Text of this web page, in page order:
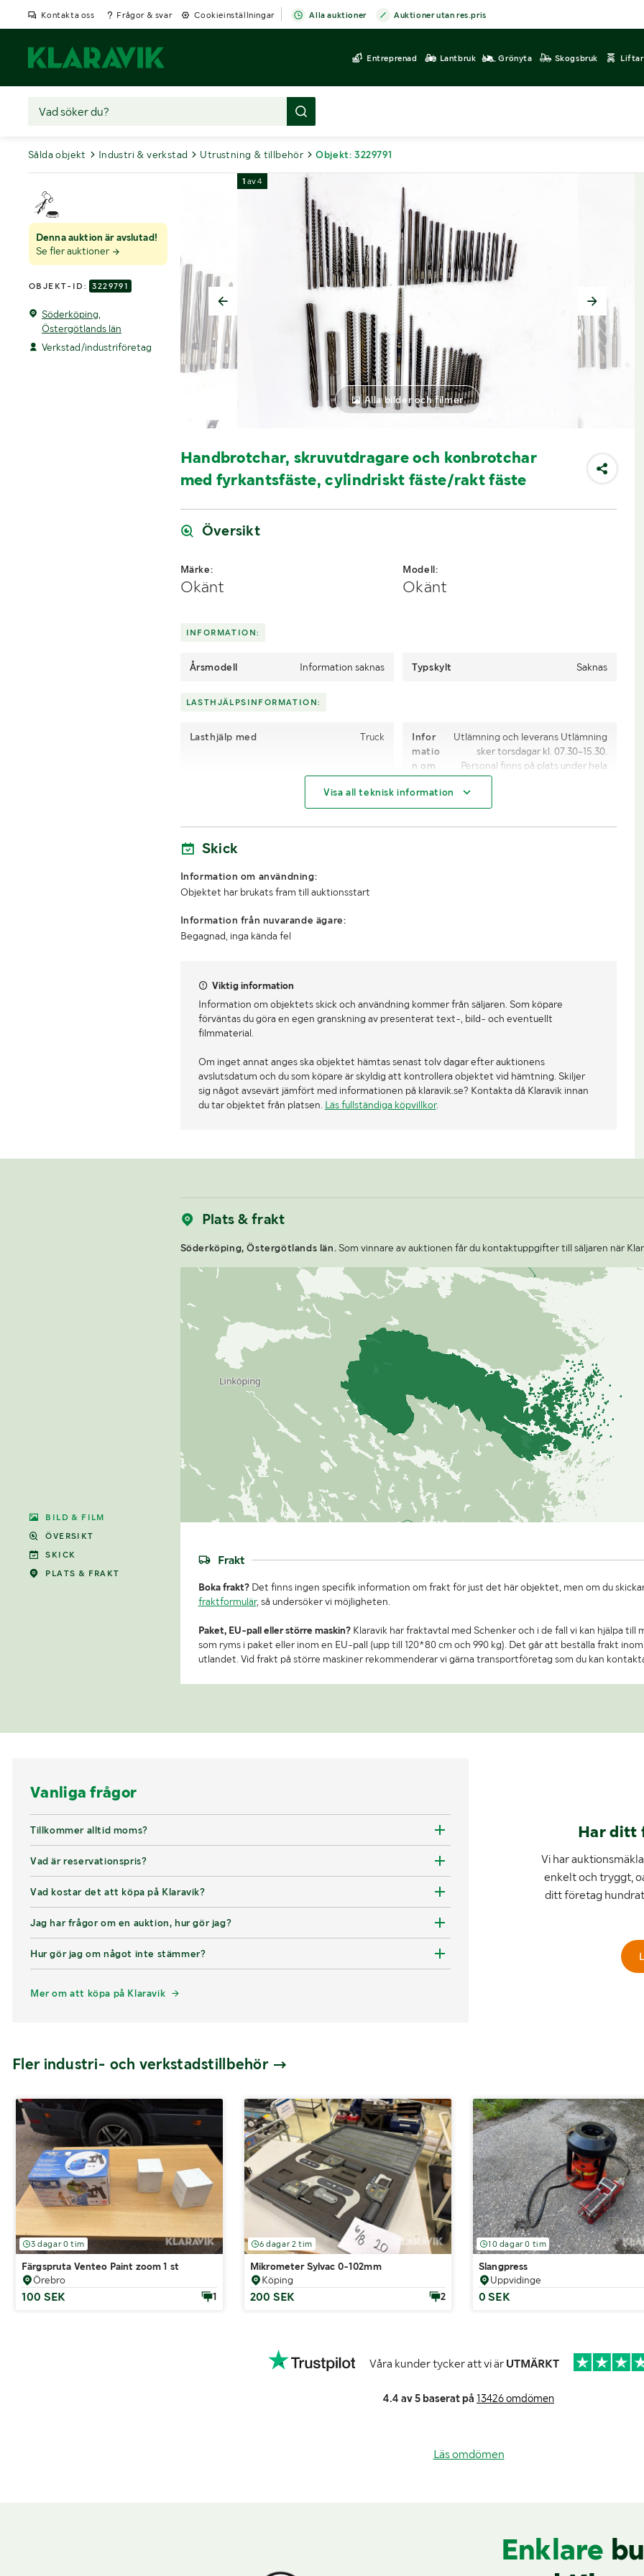
Kontakta oss Frågor & svar Cookieinställningar Alla auktioner Auktioner utan res.pris
Entreprenad Lantbruk Grönyta Skogsbruk Liftar
Sålda objekt Industri & verkstad Utrustning & tillbehör Objekt: 3229791
Denna auktion är avslutad!
Se fler auktioner
OBJEKT-ID: 3229791
Söderköping,
Östergötlands län
Verkstad/industriföretag
BILD & FILM
ÖVERSIKT
SKICK
PLATS & FRAKT
1 av4
Alla bilder och filmer
Handbrotchar, skruvutdragare och konbrotchar
med fyrkantsfäste, cylindriskt fäste/rakt fäste
Översikt
Märke:
Okänt
Modell:
Okänt
INFORMATION:
Årsmodell Information saknas Typskylt Saknas
LASTHJÄLPSINFORMATION:
Lasthjälp med Truck
Infor
matio
n om
lasthjä
lp
Utlämning och leverans Utlämning
sker torsdagar kl. 07.30–15.30.
Personal finns på plats under hela
utlämningstiden. Lokalen har en 4
x 4 meter stor port där bil och släp
kan backas in för lastning, i mån av
ordinarie utlämningstider, om inget
annat har överenskommits.
tillhanda senast 24 timmar före
planerad upphämtning. Obs:
semesterstängt v28-v31
Visa all teknisk information
Skick
Information om användning:
Objektet har brukats fram till auktionsstart
Information från nuvarande ägare:
Begagnad, inga kända fel
Viktig information
Information om objektets skick och användning kommer från säljaren. Som köpare
förväntas du göra en egen granskning av presenterat text-, bild- och eventuellt
filmmaterial.
Om inget annat anges ska objektet hämtas senast tolv dagar efter auktionens
avslutsdatum och du som köpare är skyldig att kontrollera objektet vid hämtning. Skiljer
sig något avsevärt jämfört med informationen på klaravik.se? Kontakta då Klaravik innan
du tar objektet från platsen. Läs fullständiga köpvillkor.
Plats & frakt
Söderköping, Östergötlands län.Som vinnare av auktionen får du kontaktuppgifter till säljaren när
Frakt
Boka frakt?Det finns ingen specifik information om frakt för just det här objektet, men om du
fraktformulär, så undersöker vi möjligheten.
Paket, EU-pall eller större maskin?Klaravik har fraktavtal med Schenker och i de fall vi kan hjälpa till
som ryms i paket eller inom en EU-pall (upp till 120*80 cm och 990 kg). Det går att beställa frakt
utlandet. Vid frakt på större maskiner rekommenderar vi gärna transportföretag som du kan
Vanliga frågor
Tillkommer alltid moms?
Vad är reservationspris?
Vad kostar det att köpa på Klaravik?
Jag har frågor om en auktion, hur gör jag?
Hur gör jag om något inte stämmer?
Mer om att köpa på Klaravik
Har ditt
Vi har
enkelt och tryggt,
ditt företag
Fler industri- och verkstadstillbehör
3 dagar 0 tim
Färgspruta Venteo Paint zoom 1 st
Örebro
100 SEK 1
6 dagar 2 tim
Mikrometer Sylvac 0-102mm
Köping
200 SEK 2
10 dagar 0 tim
Slangpress
Uppvidinge
0 SEK
Våra kunder tycker att vi är UTMÄRKT
4.4 av 5 baserat på 13426 omdömen
Läs omdömen
Enklare